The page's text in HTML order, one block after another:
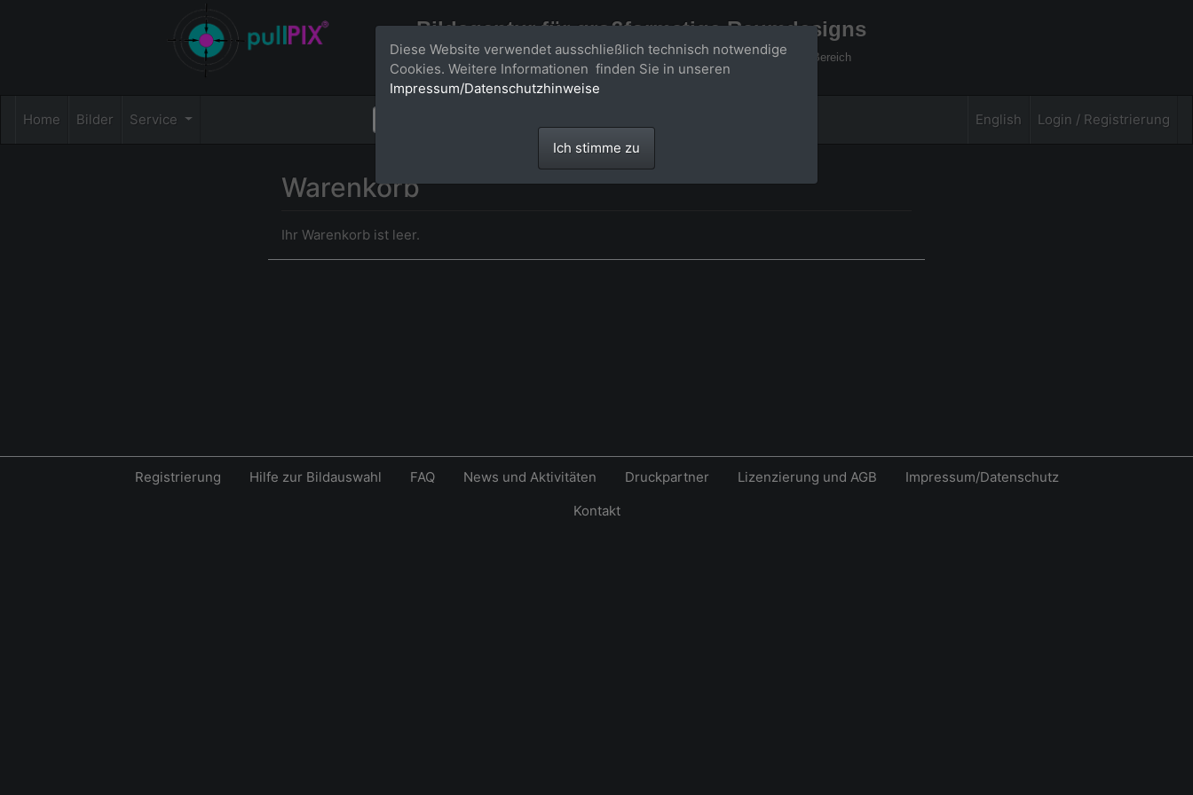
Bildagentur für großformatige Raumdesigns
Großformatige Bilder - über 100 Meter große 'largeformat' Fotos im Gigapixel Bereich
Home Bilder Service English Login / Registrierung
Warenkorb
Ihr Warenkorb ist leer.
Diese Website verwendet ausschließlich technisch notwendige
Cookies. Weitere Informationen finden Sie in unseren
Impressum/Datenschutzhinweise
Ich stimme zu
Registrierung Hilfe zur Bildauswahl FAQ News und Aktivitäten Druckpartner Lizenzierung und AGB
Impressum/Datenschutz
Kontakt